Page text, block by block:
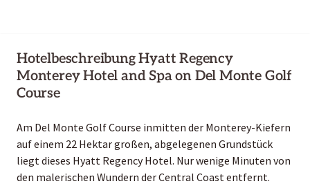
Hotelbeschreibung Hyatt Regency
Monterey Hotel and Spa on Del Monte Golf
Course
Am Del Monte Golf Course inmitten der Monterey-Kiefern
auf einem 22 Hektar großen, abgelegenen Grundstück
liegt dieses Hyatt Regency Hotel. Nur wenige Minuten von
den malerischen Wundern der Central Coast entfernt.